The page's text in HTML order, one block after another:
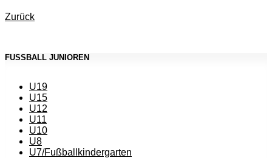
Zurück
FUSSBALL JUNIOREN
U19
U15
U12
U11
U10
U8
U7/Fußballkindergarten